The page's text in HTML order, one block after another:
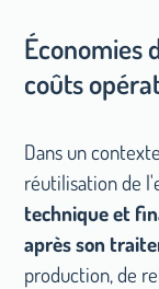
Économies
coûts
Dans un
réutilisation de
technique et
après son
production, de